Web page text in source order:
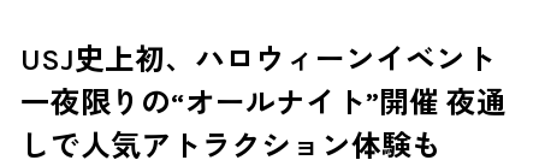
USJ史上初、ハロウィーンイベント
一夜限りの“オールナイト”開催 夜通
しで人気アトラクション体験も